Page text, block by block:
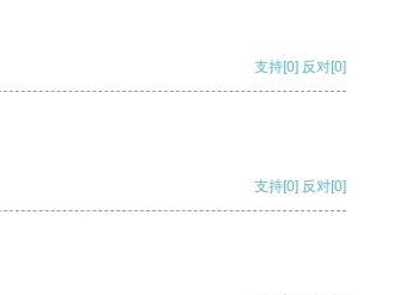
支持[0] 反对[0]
支持[0] 反对[0]